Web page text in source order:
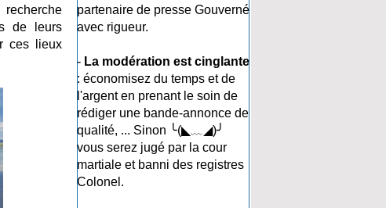
partenaire de presse Gouverné
avec rigueur.
- La modération est cinglante
: économisez du temps et de
l'argent en prenant le soin de
rédiger une bande-annonce de
qualité, ... Sinon ╰(◣﹏◢)╯
vous serez jugé par la cour
martiale et banni des registres
Colonel.
de leurs
ces lieux